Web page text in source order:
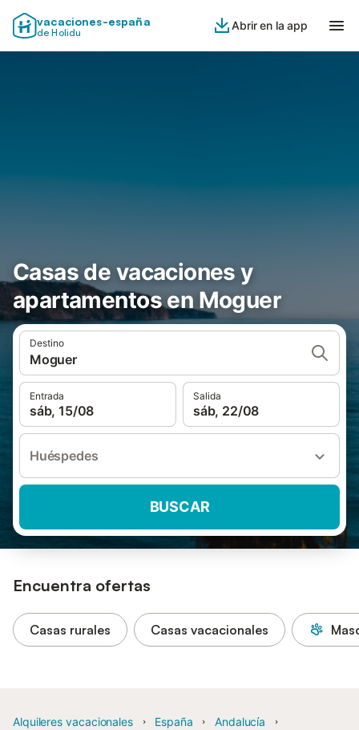
vacaciones-españa
de Holidu
Abrir en la app
Casas de vacaciones y
apartamentos en Moguer
Destino
Moguer
Entrada
sáb, 15/08
Salida
sáb, 22/08
Huéspedes
BUSCAR
Encuentra ofertas
Casas rurales Casas vacacionales
Alquileres vacacionales España
Andalucía